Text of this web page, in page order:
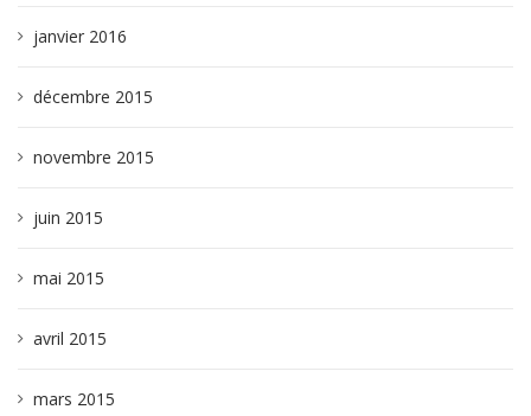
janvier 2016
décembre 2015
novembre 2015
juin 2015
mai 2015
avril 2015
mars 2015